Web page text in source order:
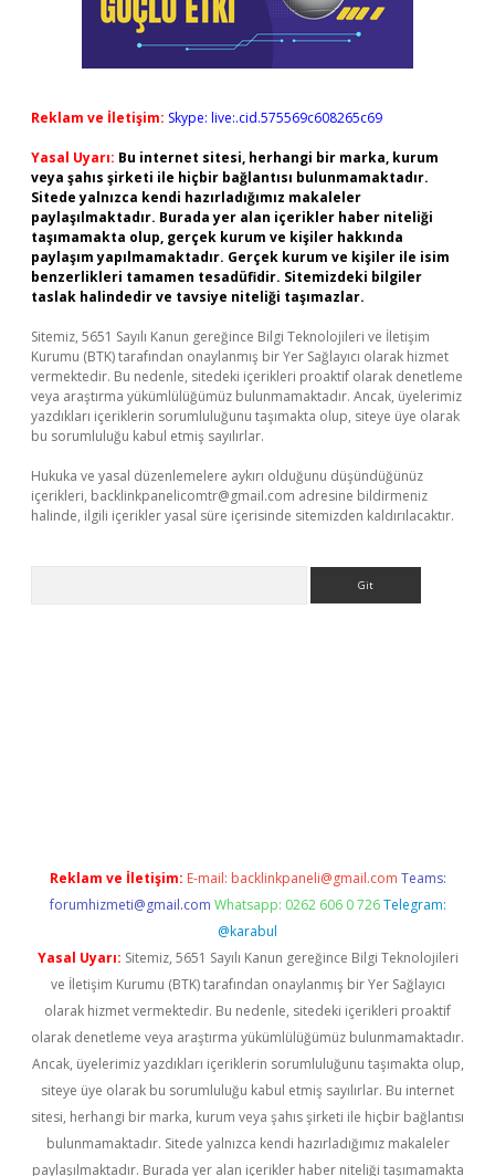
Reklam ve İletişim: Skype: live:.cid.575569c608265c69
Yasal Uyarı: Bu internet sitesi, herhangi bir marka, kurum
veya şahıs şirketi ile hiçbir bağlantısı bulunmamaktadır.
Sitede yalnızca kendi hazırladığımız makaleler
paylaşılmaktadır. Burada yer alan içerikler haber niteliği
taşımamakta olup, gerçek kurum ve kişiler hakkında
paylaşım yapılmamaktadır. Gerçek kurum ve kişiler ile isim
benzerlikleri tamamen tesadüfidir. Sitemizdeki bilgiler
taslak halindedir ve tavsiye niteliği taşımazlar.
Sitemiz, 5651 Sayılı Kanun gereğince Bilgi Teknolojileri ve İletişim
Kurumu (BTK) tarafından onaylanmış bir Yer Sağlayıcı olarak hizmet
vermektedir. Bu nedenle, sitedeki içerikleri proaktif olarak denetleme
veya araştırma yükümlülüğümüz bulunmamaktadır. Ancak, üyelerimiz
yazdıkları içeriklerin sorumluluğunu taşımakta olup, siteye üye olarak
bu sorumluluğu kabul etmiş sayılırlar.
Hukuka ve yasal düzenlemelere aykırı olduğunu düşündüğünüz
içerikleri, backlinkpanelicomtr@gmail.com adresine bildirmeniz
halinde, ilgili içerikler yasal süre içerisinde sitemizden kaldırılacaktır.
Reklam ve İletişim: E-mail: backlinkpaneli@gmail.com Teams:
forumhizmeti@gmail.com Whatsapp: 0262 606 0 726 Telegram:
@karabul
Yasal Uyarı: Sitemiz, 5651 Sayılı Kanun gereğince Bilgi Teknolojileri
ve İletişim Kurumu (BTK) tarafından onaylanmış bir Yer Sağlayıcı
olarak hizmet vermektedir. Bu nedenle, sitedeki içerikleri proaktif
olarak denetleme veya araştırma yükümlülüğümüz bulunmamaktadır.
Ancak, üyelerimiz yazdıkları içeriklerin sorumluluğunu taşımakta olup,
siteye üye olarak bu sorumluluğu kabul etmiş sayılırlar. Bu internet
sitesi, herhangi bir marka, kurum veya şahıs şirketi ile hiçbir bağlantısı
bulunmamaktadır. Sitede yalnızca kendi hazırladığımız makaleler
paylaşılmaktadır. Burada yer alan içerikler haber niteliği taşımamakta